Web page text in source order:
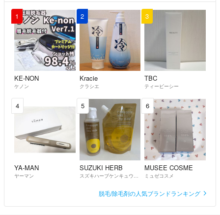
1
KE-NON
ケノン
2
Kracie
クラシエ
3
TBC
ティービーシー
4
YA-MAN
ヤーマン
5
SUZUKI HERB
スズキハーブケンキュウショ
6
MUSEE COSME
ミュゼコスメ
脱毛/除毛剤の人気ブランドランキング